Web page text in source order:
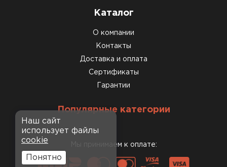
Каталог
О компании
Контакты
Доставка и оплата
Сертификаты
Гарантии
Популярные категории
Мы принимаем к оплате:
Наш сайт
использует файлы
cookie
Понятно